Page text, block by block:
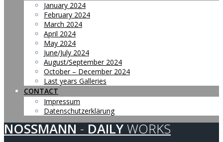
January 2024
February 2024
March 2024
April 2024
May 2024
June/July 2024
August/September 2024
October – December 2024
Last years Galleries
CONTACT
Impressum
Datenschutzerklärung
NOSSMANN - DAILY WORKS